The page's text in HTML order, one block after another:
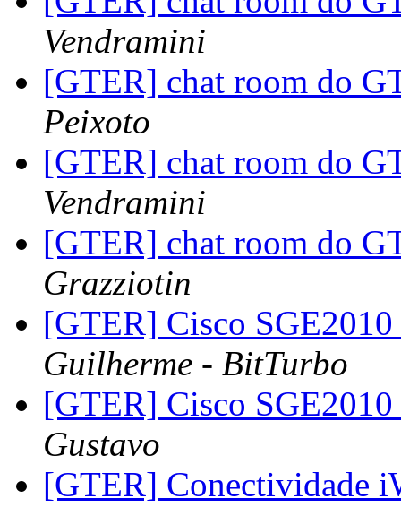
Vendramini
[GTER] chat room do
Peixoto
[GTER] chat room do
Vendramini
[GTER] chat room do
Grazziotin
[GTER] Cisco
Guilherme - BitTurbo
[GTER] Cisco
Gustavo
[GTER] Conectividade